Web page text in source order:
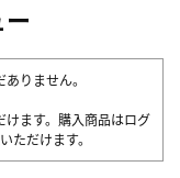
りません。
けます。購入商品はログ
ただけます。